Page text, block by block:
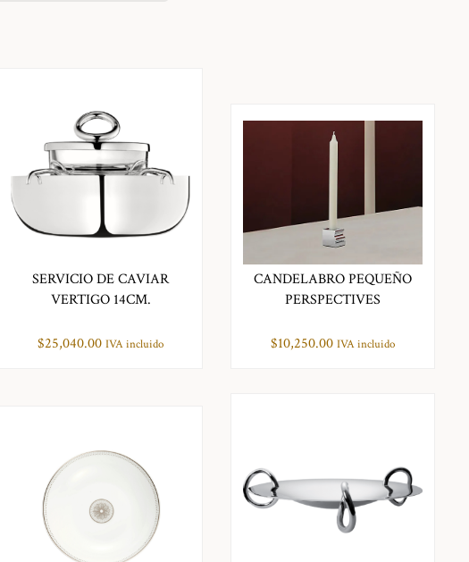
SERVICIO DE CAVIAR
VERTIGO 14CM.
$25,040.00 IVA incluido
CANDELABRO PEQUEÑO
PERSPECTIVES
$10,250.00 IVA incluido